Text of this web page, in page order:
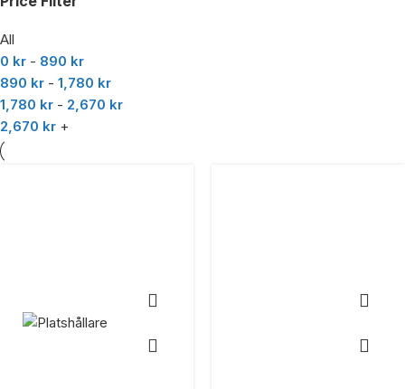
All
0 kr - 890 kr
890 kr - 1,780 kr
1,780 kr - 2,670 kr
2,670 kr +